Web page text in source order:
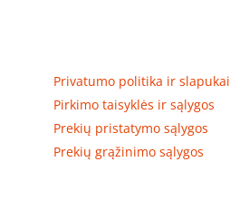
Privatumo politika ir slapukai
Pirkimo taisyklės ir sąlygos
Prekių pristatymo sąlygos
Prekių grąžinimo sąlygos